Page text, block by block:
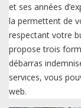
et ses années
la permettent de
respectant votre
propose trois
débarras
services, vous
web.